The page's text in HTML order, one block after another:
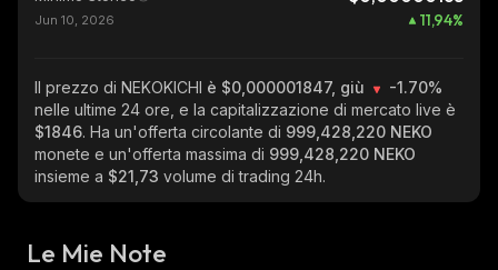
Jun 10, 2026 11,94%
Il prezzo di NEKOKICHI è $0,000001847, giù
-1.70%
nelle ultime 24 ore, e la capitalizzazione di mercato live è
$1846. Ha un'offerta circolante di 999,428,220 NEKO
monete e un'offerta massima di 999,428,220 NEKO
insieme a $21,73 volume di trading 24h.
Le Mie Note